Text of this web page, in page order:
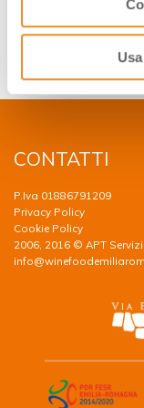
inevitabilmente
terapeutica se
CONTATTI
P.Iva 01886791209
Privacy Policy
Cookie Policy
2006, 2016 © APT